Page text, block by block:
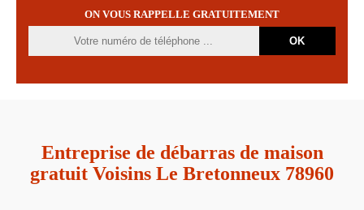
ON VOUS RAPPELLE GRATUITEMENT
Entreprise de débarras de maison
gratuit Voisins Le Bretonneux 78960